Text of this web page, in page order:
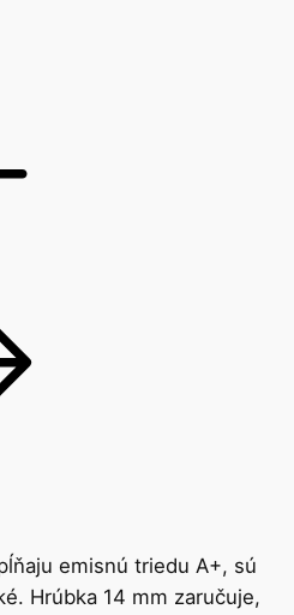
emisnú triedu A+, sú
Hrúbka 14 mm zaručuje,